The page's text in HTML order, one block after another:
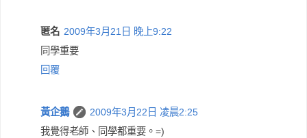
匿名 2009年3月21日 晚上9:22
同學重要
回覆
黃企鵝
2009年3月22日 凌晨2:25
我覺得老師、同學都重要。=)